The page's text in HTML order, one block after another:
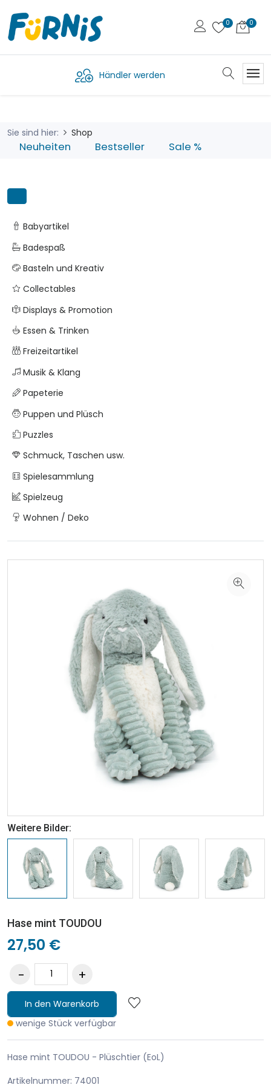
Händler werden
Sie sind hier: Shop
Neuheiten Bestseller Sale %
Babyartikel
Badespaß
Basteln und Kreativ
Collectables
Displays & Promotion
Essen & Trinken
Freizeitartikel
Musik & Klang
Papeterie
Puppen und Plüsch
Puzzles
Schmuck, Taschen usw.
Spielesammlung
Spielzeug
Wohnen / Deko
Weitere Bilder:
Hase mint TOUDOU
27,50 €
In den Warenkorb
wenige Stück verfügbar
Hase mint TOUDOU - Plüschtier (EoL)
Artikelnummer: 74001